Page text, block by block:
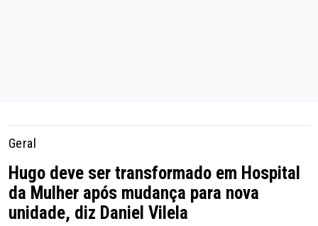
Geral
Hugo deve ser transformado em Hospital
da Mulher após mudança para nova
unidade, diz Daniel Vilela